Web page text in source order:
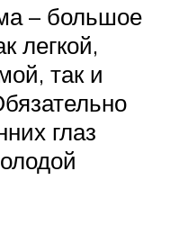
– большое
легкой,
так и
глаз